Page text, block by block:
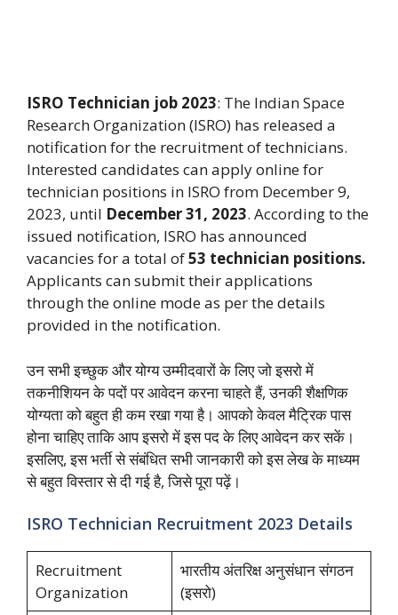
ISRO Technician job 2023: The Indian Space
Research Organization (ISRO) has released a
notification for the recruitment of technicians.
Interested candidates can apply online for
technician positions in ISRO from December 9,
2023, until December 31, 2023. According to the
issued notification, ISRO has announced
vacancies for a total of53 technician positions.
Applicants can submit their applications
through the online mode as per the details
provided in the notification.
उन सभी इच्छुक और योग्य उम्मीदवारों के लिए जो इसरो में
तकनीशियन के पदों पर आवेदन करना चाहते हैं, उनकी शैक्षणिक
योग्यता को बहुत ही कम रखा गया है। आपको केवल मैट्रिक पास
होना चाहिए ताकि आप इसरो में इस पद के लिए आवेदन कर सकें।
इसलिए, इस भर्ती से संबंधित सभी जानकारी को इस लेख के माध्यम
से बहुत विस्तार से दी गई है, जिसे पूरा पढ़ें।
ISRO Technician Recruitment 2023 Details
Recruitment
Organization
भारतीय अंतरिक्ष अनुसंधान संगठन
(इसरो)